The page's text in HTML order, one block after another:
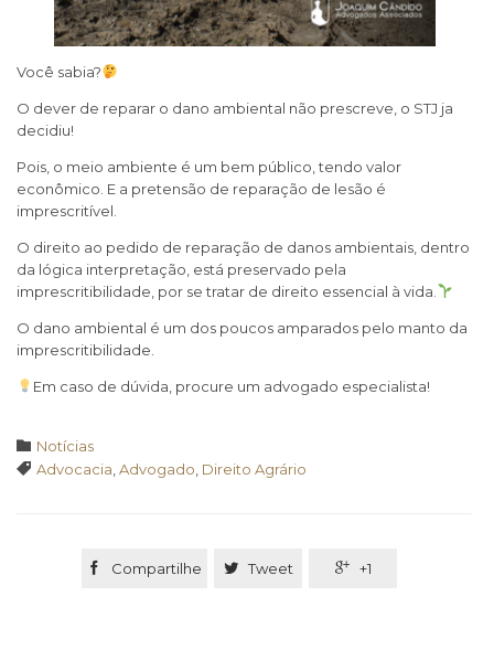
Você sabia?
O dever de reparar o dano ambiental não prescreve, o STJ ja
decidiu!
Pois, o meio ambiente é um bem público, tendo valor
econômico. E a pretensão de reparação de lesão é
imprescritível.
O direito ao pedido de reparação de danos ambientais, dentro
da lógica interpretação, está preservado pela
imprescritibilidade, por se tratar de direito essencial à vida.
O dano ambiental é um dos poucos amparados pelo manto da
imprescritibilidade.
Em caso de dúvida, procure um advogado especialista!
 Category
Notícias
 Tags
Advocacia Advogado Direito Agrário
 Compartilhe  Tweet  +1